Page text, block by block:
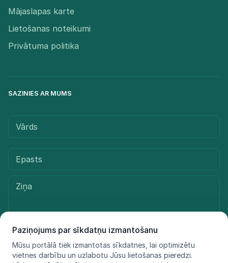
Paziņojums par sīkdatņu izmantošanu
Mūsu portālā tiek izmantotas sīkdatnes, lai optimizētu
vietnes darbību un uzlabotu Jūsu lietošanas pieredzi.
Mājaslapas karte
Lietošanas noteikumi
Privātuma politika
SAZINIES AR MUMS
Sūtīt ziņu